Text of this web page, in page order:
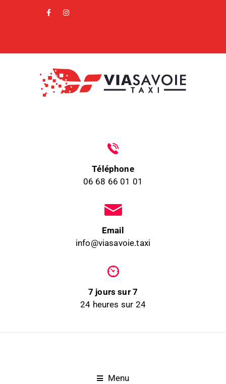
Téléphone
06 68 66 01 01
Email
info@viasavoie.taxi
7 jours sur 7
24 heures sur 24
Menu